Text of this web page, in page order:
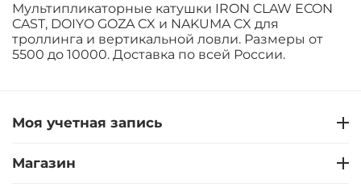
Мультипликаторные катушки IRON CLAW ECON
CAST, DOIYO GOZA CX и NAKUMA CX для
троллинга и вертикальной ловли. Размеры от
5500 до 10000. Доставка по всей России.
Моя учетная запись
Магазин